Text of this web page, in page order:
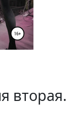
вторая.